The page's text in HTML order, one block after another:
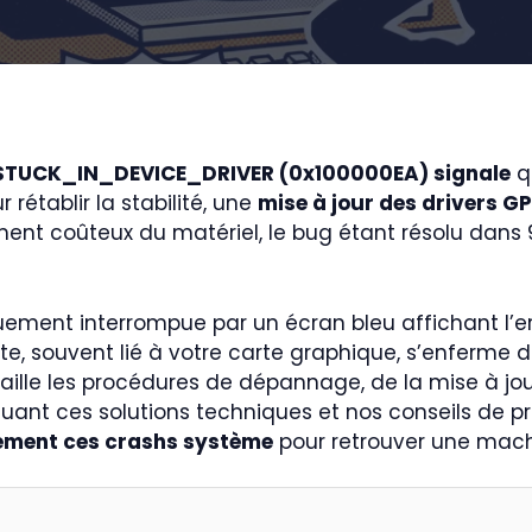
(0x100000EA) signale
rétablir la stabilité, une mise à jour des drivers
coûteux du matériel, le bug étant résolu dans
interrompue par un écran bleu affichant
souvent lié à votre carte graphique,
les procédures de dépannage, de la mise à jour
ces solutions techniques et nos conseils de
ces crashs système pour retrouver une